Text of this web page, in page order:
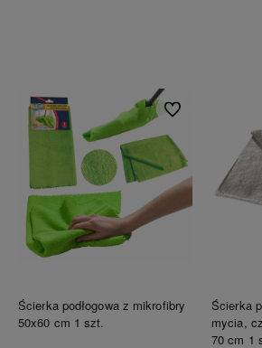
Ścierka podłogowa z mikrofibry
50x60 cm 1 szt.
Do ulubionych
Ścierka
mycia,
70 cm 1